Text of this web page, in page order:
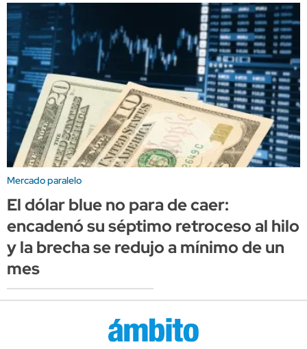
Mercado paralelo
El dólar blue no para de caer:
encadenó su séptimo retroceso al hilo
y la brecha se redujo a mínimo de un
mes